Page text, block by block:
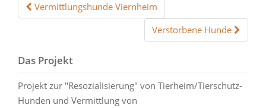
Beitrags-Navigation
Vermittlungshunde Viernheim
Verstorbene Hunde
Das Projekt
Projekt zur "Resozialisierung" von Tierheim/Tierschutz-
Hunden und Vermittlung von